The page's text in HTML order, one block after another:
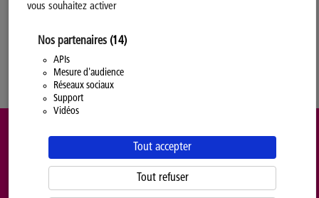
vous souhaitez activer
Nos partenaires (14)
APIs
Mesure d'audience
Réseaux sociaux
Support
Vidéos
Tout accepter
Tout refuser
Modifiez votre consentement
Politique Générale de Confidentialité